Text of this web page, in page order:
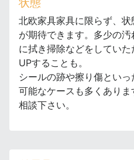
北欧家具家具に限らず、
が期待できます。多少の
に拭き掃除などをしてい
UPすることも。
シールの跡や擦り傷とい
可能なケースも多くあり
相談下さい。